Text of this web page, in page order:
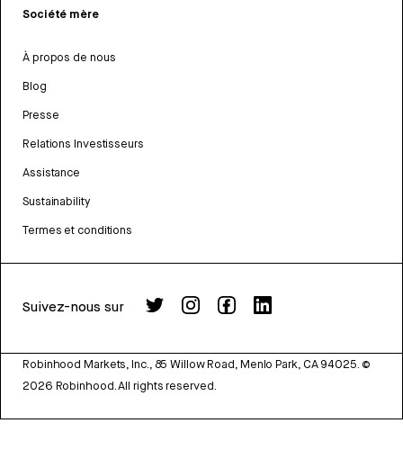
Société mère
À propos de nous
Blog
Presse
Relations Investisseurs
Assistance
Sustainability
Termes et conditions
Suivez-nous sur
Robinhood Markets, Inc., 85 Willow Road, Menlo Park, CA 94025. ©
2026 Robinhood. All rights reserved.